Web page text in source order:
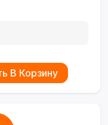
В Корзину